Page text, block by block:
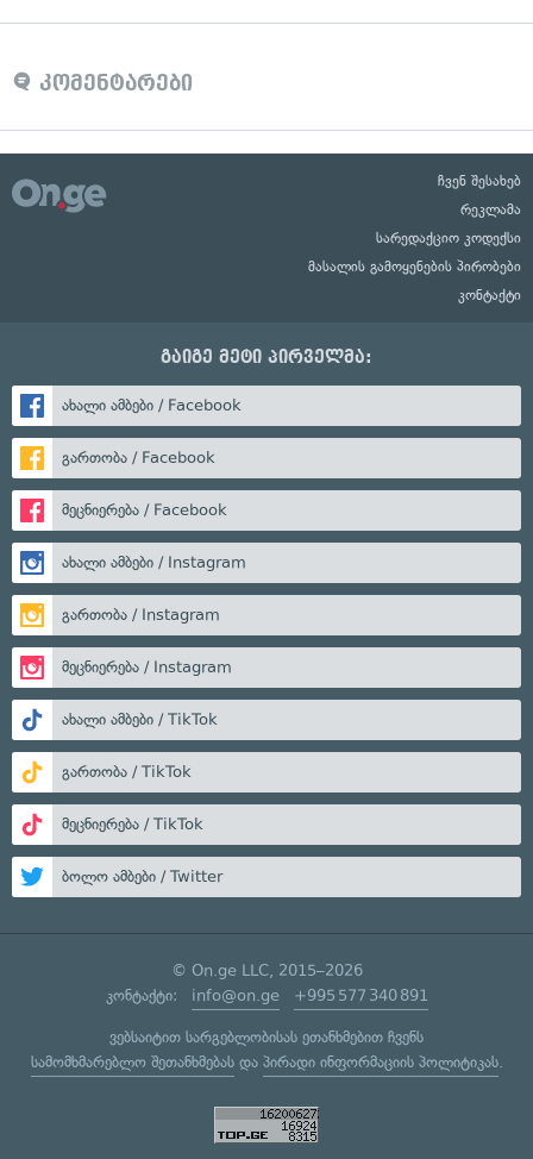
კომენტარები
ჩვენ შესახებ
რეკლამა
სარედაქციო კოდექსი
მასალის გამოყენების პირობები
კონტაქტი
გაიგე მეტი პირველმა:
ახალი ამბები / Facebook
გართობა / Facebook
მეცნიერება / Facebook
ახალი ამბები / Instagram
გართობა / Instagram
მეცნიერება / Instagram
ახალი ამბები / TikTok
გართობა / TikTok
მეცნიერება / TikTok
ბოლო ამბები / Twitter
© On.ge LLC, 2015–2026
კონტაქტი: info@on.ge +995 577 340 891
ვებსაიტით სარგებლობისას ეთანხმებით ჩვენს
სამომხმარებლო შეთანხმებასდა პირადი ინფორმაციის პოლიტიკას.